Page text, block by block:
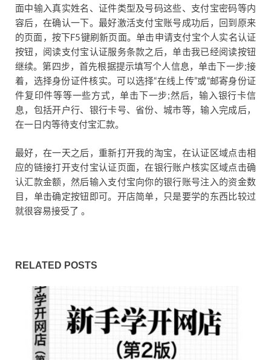
面中输入真实姓名、证件类型及号码这些、支付宝密码等内
容后，在确认一下。最好激活支付宝账号成功后，回到原来
的页面，按下F5键刷新页面。单击申请支付宝个人实名认证
按钮，阅读支付宝认证服务条款之后，单击我已经阅读按钮
继续。第四步，首先根据提示填写个人信息，单击下一步;接
着，选择身份证件核实。可以选择“在线上传”或“邮寄身份证
件复印件等等一些方式，单击下一步;然后，输入银行卡信
息，包括开户行、银行卡号、省份、城市等，输入完成后，
在一日内等待支付宝汇款。
最好，在一天之后，重新打开我的淘宝，在认证区域点击相
应的链接打开支付宝认证页面，在银行账户核实区域点击确
认汇款金额，然后输入支付宝向你的银行账号注入的资金数
目，单击确定按钮即可。开店简单，只是要学的东西比较过
就很容易接受了 。
RELATED POSTS